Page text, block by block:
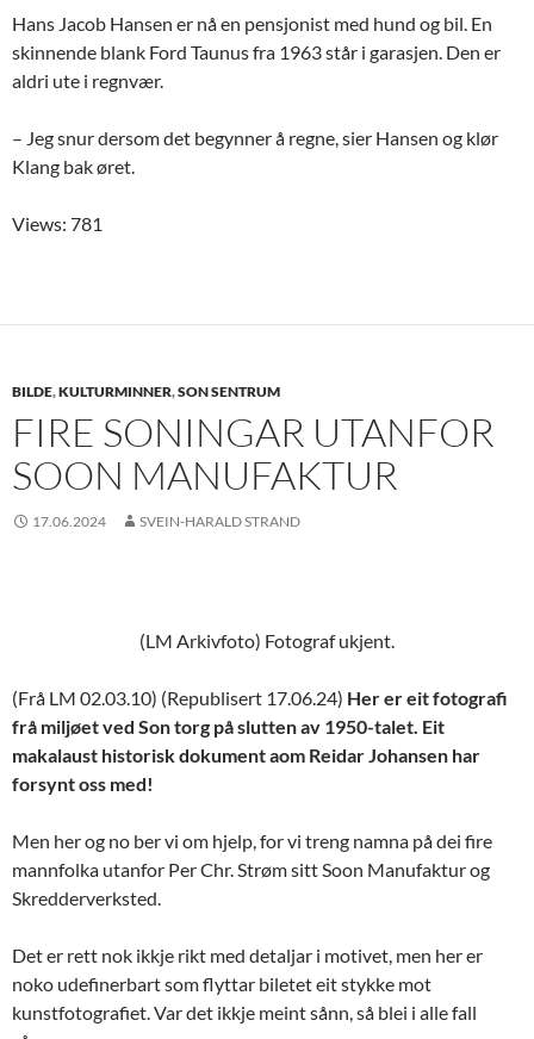
Hans Jacob Hansen er nå en pensjonist med hund og bil. En
skinnende blank Ford Taunus fra 1963 står i garasjen. Den er
aldri ute i regnvær.
– Jeg snur dersom det begynner å regne, sier Hansen og klør
Klang bak øret.
Views: 781
BILDE,KULTURMINNER,SON SENTRUM
FIRE SONINGAR UTANFOR
SOON MANUFAKTUR
17.06.2024 SVEIN-HARALD STRAND
(LM Arkivfoto) Fotograf ukjent.
(Frå LM 02.03.10) (Republisert 17.06.24) Her er eit fotografi
frå miljøet ved Son torg på slutten av 1950-talet. Eit
makalaust historisk dokument aom Reidar Johansen har
forsynt oss med!
Men her og no ber vi om hjelp, for vi treng namna på dei fire
mannfolka utanfor Per Chr. Strøm sitt Soon Manufaktur og
Skredderverksted.
Det er rett nok ikkje rikt med detaljar i motivet, men her er
noko udefinerbart som flyttar biletet eit stykke mot
kunstfotografiet. Var det ikkje meint sånn, så blei i alle fall